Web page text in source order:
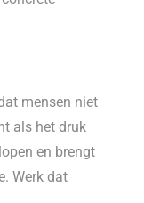
mensen niet
als het druk
en brengt
Werk dat